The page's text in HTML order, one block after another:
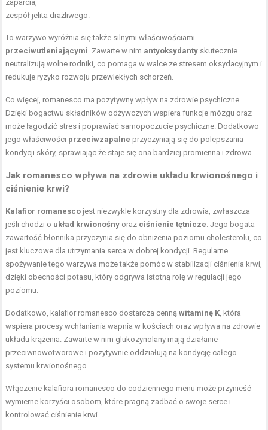
zaparcia,
zespół jelita drażliwego.
To warzywo wyróżnia się także silnymi właściwościami
przeciwutleniającymi. Zawarte w nim antyoksydanty skutecznie
neutralizują wolne rodniki, co pomaga w walce ze stresem oksydacyjnym i
redukuje ryzyko rozwoju przewlekłych schorzeń.
Co więcej, romanesco ma pozytywny wpływ na zdrowie psychiczne.
Dzięki bogactwu składników odżywczych wspiera funkcje mózgu oraz
może łagodzić stres i poprawiać samopoczucie psychiczne. Dodatkowo
jego właściwości przeciwzapalne przyczyniają się do polepszania
kondycji skóry, sprawiając że staje się ona bardziej promienna i zdrowa.
Jak romanesco wpływa na zdrowie układu krwionośnego i
ciśnienie krwi?
Kalafior romanesco jest niezwykle korzystny dla zdrowia, zwłaszcza
jeśli chodzi o układ krwionośny oraz ciśnienie tętnicze. Jego bogata
zawartość błonnika przyczynia się do obniżenia poziomu cholesterolu, co
jest kluczowe dla utrzymania serca w dobrej kondycji. Regularne
spożywanie tego warzywa może także pomóc w stabilizacji ciśnienia krwi,
dzięki obecności potasu, który odgrywa istotną rolę w regulacji jego
poziomu.
Dodatkowo, kalafior romanesco dostarcza cennąwitaminę K, która
wspiera procesy wchłaniania wapnia w kościach oraz wpływa na zdrowie
układu krążenia. Zawarte w nim glukozynolany mają działanie
przeciwnowotworowe i pozytywnie oddziałują na kondycję całego
systemu krwionośnego.
Włączenie kalafiora romanesco do codziennego menu może przynieść
wymierne korzyści osobom, które pragną zadbać o swoje serce i
kontrolować ciśnienie krwi.